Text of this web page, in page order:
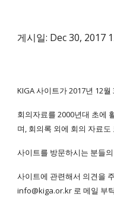
게시일: Dec 30, 2017
KIGA 사이트가 2017년 12
회의자료를 2000년대 초에
며, 회의록 외에 회의 자료도
사이트를 방문하시는 분들
사이트에 관련해서 의견을
info@kiga.or.kr 로 메일 부